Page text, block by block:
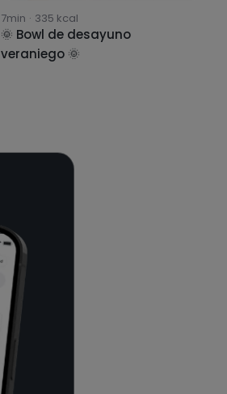
7min · 335 kcal
🌞 Bowl de desayuno
veraniego 🌞